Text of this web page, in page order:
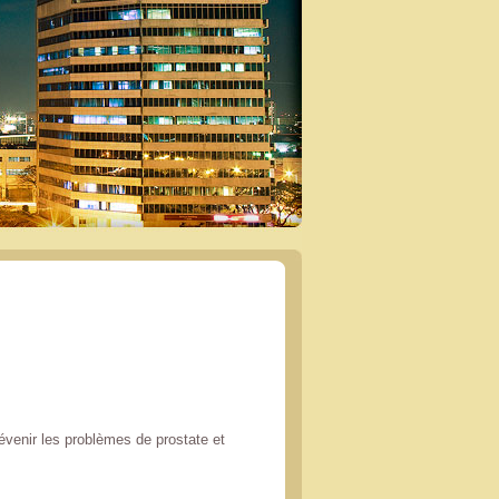
les problèmes de prostate et